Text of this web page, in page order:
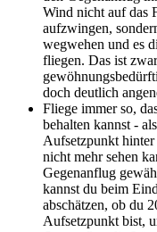
Wind nicht auf das
aufzwingen,
wegwehen und es
fliegen. Das ist
doch deutlich
Fliege immer so,
behalten kannst -
Aufsetzpunkt
nicht mehr sehen
Gegenanflug
kannst du beim
abschätzen, ob du
Aufsetzpunkt bist,